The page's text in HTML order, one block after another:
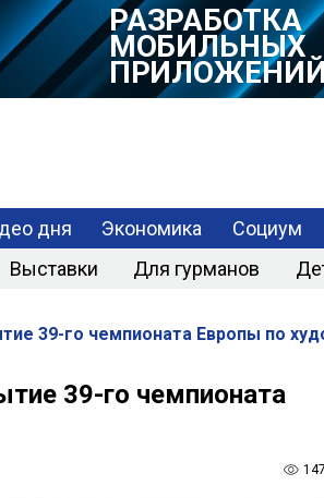
РАЗРАБОТКА
МОБИЛЬНЫХ
ПРИЛОЖЕНИЙ
дня Экономика Социум
Выставки Для гурманов
39-го чемпионата Европы по
39-го чемпионата